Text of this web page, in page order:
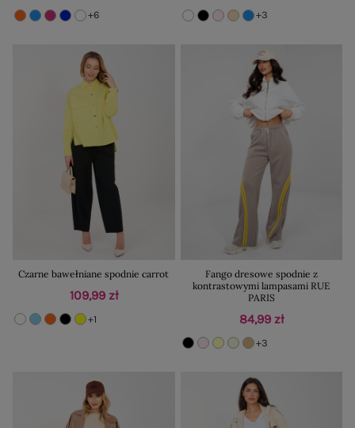
+6 +3
Czarne bawełniane spodnie carrot
109,99 zł
+1
Fango dresowe spodnie z
kontrastowymi lampasami RUE
PARIS
84,99 zł
+3